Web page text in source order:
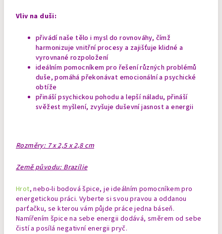
Vliv na duši:
přivádí naše tělo i mysl do rovnováhy, čímž
harmonizuje vnitřní procesy a zajišťuje klidné a
vyrovnané rozpoložení
ideálním pomocníkem pro řešení různých problémů
duše, pomáhá překonávat emocionální a psychické
obtíže
přináší psychickou pohodu a lepší náladu, přináší
svěžest myšlení, zvyšuje duševní jasnost a energii
Rozměry: 7 x 2,5 x 2,8 cm
Země původu: Brazílie
Hrot, nebo-li bodová špice, je ideálním pomocníkem pro
energetickou práci. Vyberte si svou pravou a oddanou
parťačku, se kterou vám půjde práce jedna báseň.
Namířením špice na sebe energii dodává, směrem od sebe
čistí a posílá negativní energii pryč.